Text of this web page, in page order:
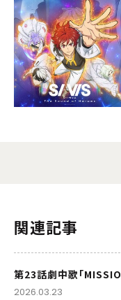
関連記事
第23話劇中歌「
2026.03.23